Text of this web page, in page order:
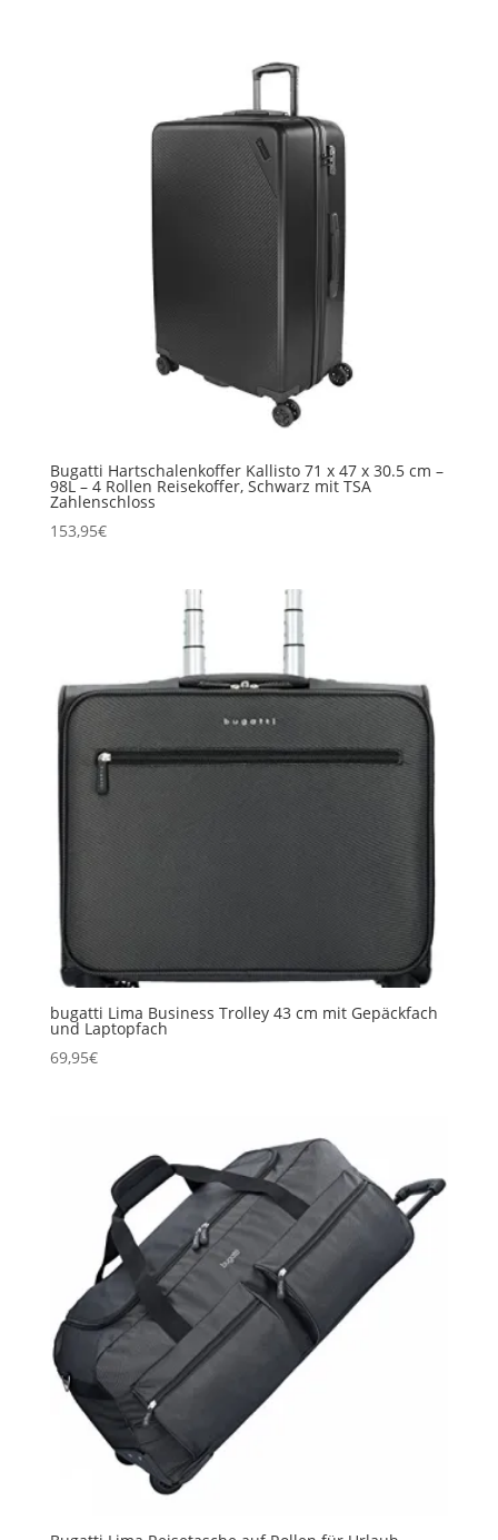
Bugatti Hartschalenkoffer Kallisto 71 x 47 x 30.5 cm –
98L – 4 Rollen Reisekoffer, Schwarz mit TSA
Zahlenschloss
153,95€
bugatti Lima Business Trolley 43 cm mit Gepäckfach
und Laptopfach
69,95€